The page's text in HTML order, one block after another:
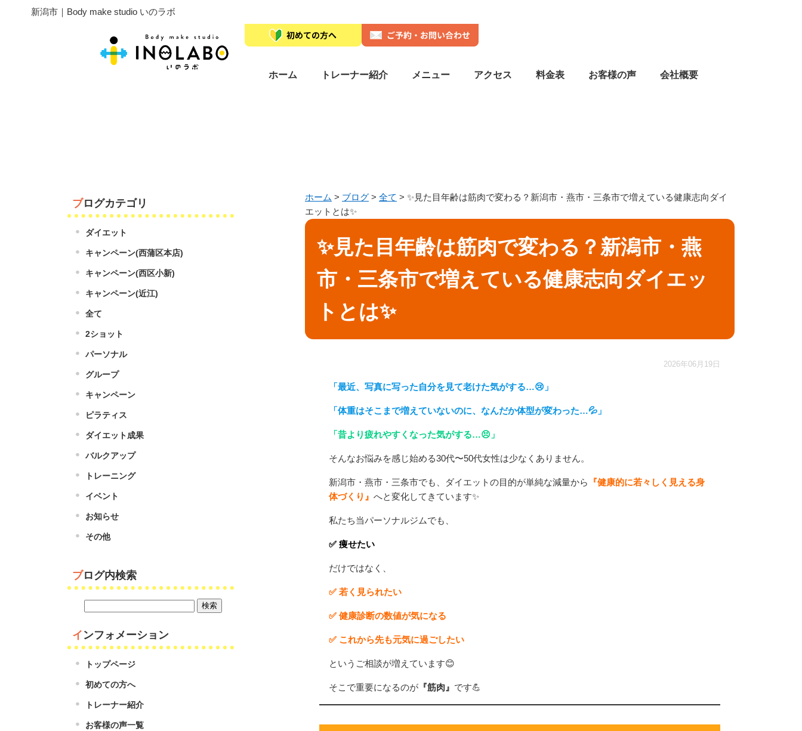
新潟市｜Body make studio いのラボ
ホーム トレーナー紹介 メニュー アクセス 料金表 お客様の声 会社概要
ホーム > ブログ > 全て > ✨見た目年齢は筋肉で変わる？新潟市・燕市・三条市で増えている健康志向ダイ
エットとは✨
✨見た目年齢は筋肉で変わる？新潟市・燕
市・三条市で増えている健康志向ダイエッ
トとは✨
2026年06月19日
「最近、写真に写った自分を見て老けた気がする…😢」
「体重はそこまで増えていないのに、なんだか体型が変わった…💦」
「昔より疲れやすくなった気がする…😣」
そんなお悩みを感じ始める30代〜50代女性は少なくありません。
新潟市・燕市・三条市でも、ダイエットの目的が単純な減量から
『健康的に若々しく見える身
体づくり』 へと変化してきています✨
私たち当パーソナルジムでも、
✅ 痩せたい
だけではなく、
✅ 若く見られたい
✅ 健康診断の数値が気になる
✅ これから先も元気に過ごしたい
というご相談が増えています😊
そこで重要になるのが 『筋肉』 です💪
ブログカテゴリ
ダイエット
キャンペーン(西蒲区本店)
キャンペーン(西区小新)
キャンペーン(近江)
全て
2ショット
パーソナル
グループ
キャンペーン
ピラティス
ダイエット成果
バルクアップ
トレーニング
イベント
お知らせ
その他
ブログ内検索
インフォメーション
トップページ
初めての方へ
トレーナー紹介
お客様の声一覧